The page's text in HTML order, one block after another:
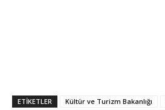
ETIKETLER Kültür ve Turizm Bakanlığı